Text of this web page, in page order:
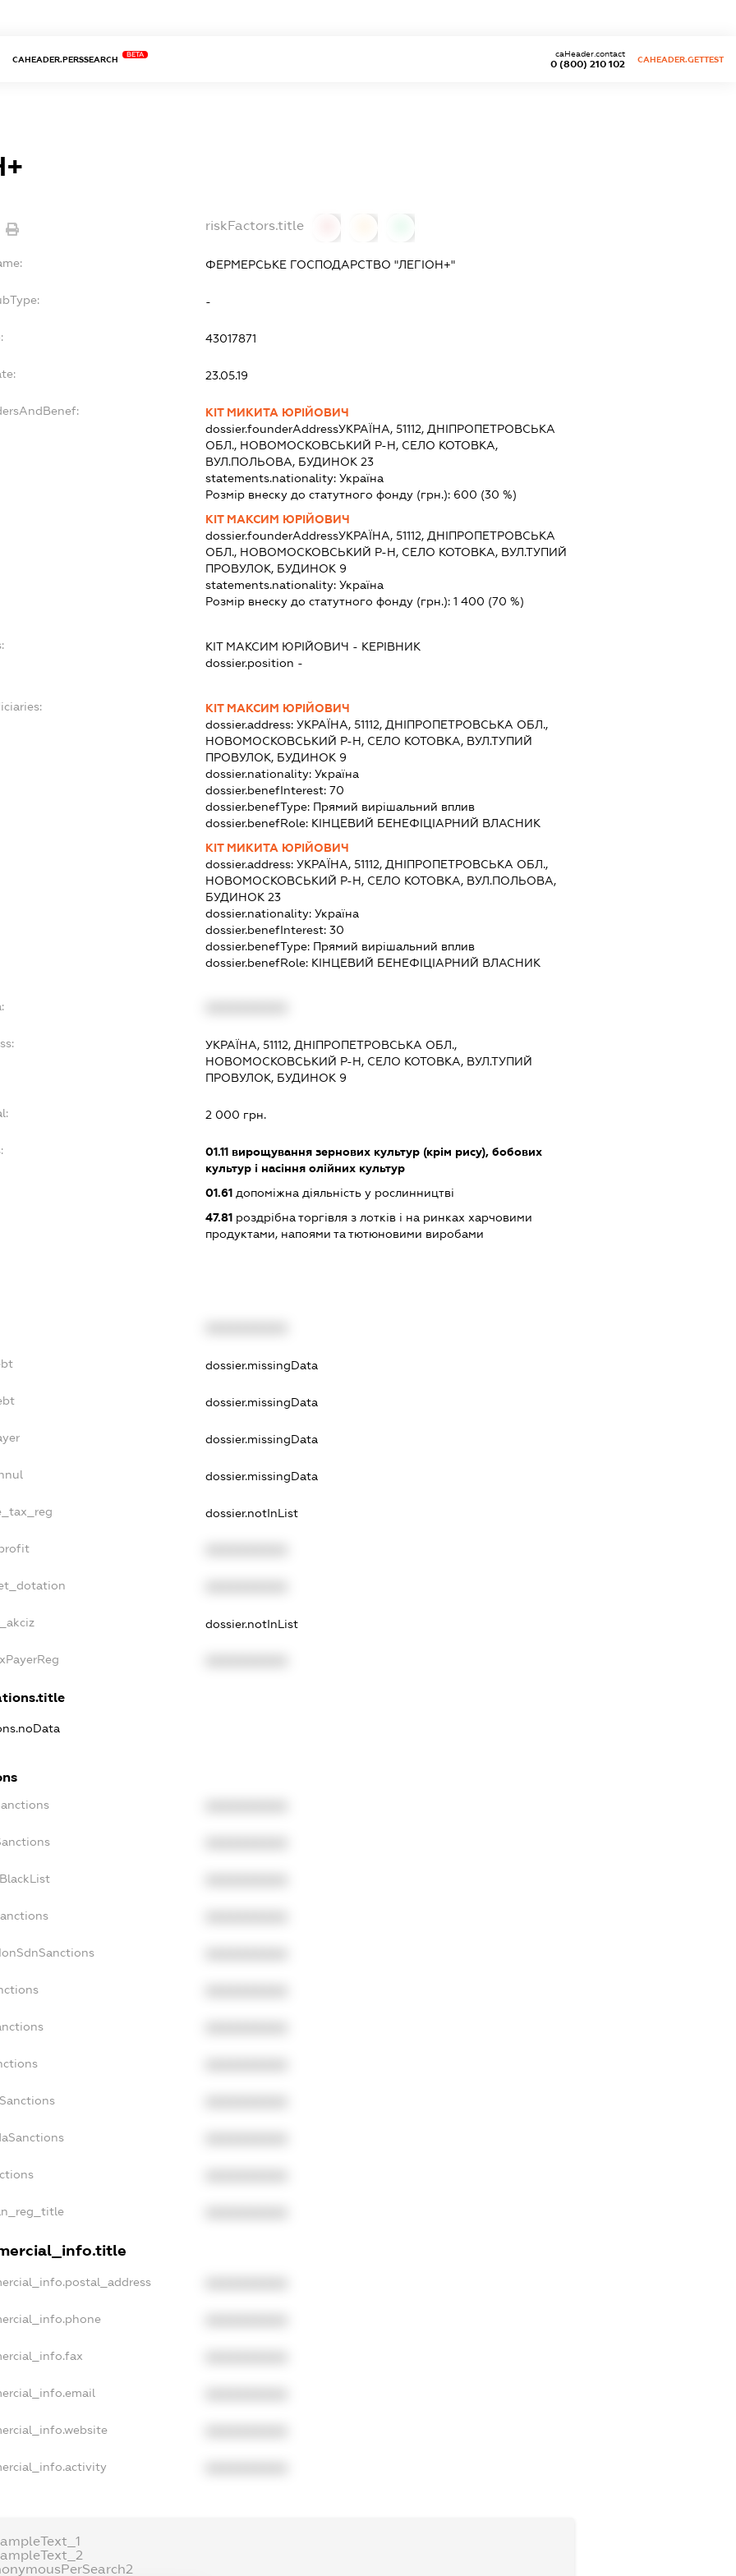
CAHEADER.PERSSEARCH
BETA
0 (800) 210 102
caHeader.contact
CAHEADER.GETTEST
riskFactors.title
ФЕРМЕРСЬКЕ ГОСПОДАРСТВО "ЛЕГІОН+"
-
43017871
23.05.19
КІТ МИКИТА ЮРІЙОВИЧ
dossier.founderAddressУКРАЇНА, 51112, ДНІПРОПЕТРОВСЬКА
ОБЛ., НОВОМОСКОВСЬКИЙ Р-Н, СЕЛО КОТОВКА,
ВУЛ.ПОЛЬОВА, БУДИНОК 23
statements.nationality:Україна
Розмір внеску до статутного фонду (грн.): 600 (30 %)
КІТ МАКСИМ ЮРІЙОВИЧ
dossier.founderAddressУКРАЇНА, 51112, ДНІПРОПЕТРОВСЬКА
ОБЛ., НОВОМОСКОВСЬКИЙ Р-Н, СЕЛО КОТОВКА, ВУЛ.ТУПИЙ
ПРОВУЛОК, БУДИНОК 9
statements.nationality:Україна
Розмір внеску до статутного фонду (грн.):1 400 (70 %)
КІТ МАКСИМ ЮРІЙОВИЧ - КЕРІВНИК
dossier.position -
КІТ МАКСИМ ЮРІЙОВИЧ
dossier.address:УКРАЇНА, 51112, ДНІПРОПЕТРОВСЬКА ОБЛ.,
НОВОМОСКОВСЬКИЙ Р-Н, СЕЛО КОТОВКА, ВУЛ.ТУПИЙ
ПРОВУЛОК, БУДИНОК 9
dossier.nationality:Україна
dossier.benefInterest:70
dossier.benefType: Прямий вирішальний вплив
dossier.benefRole: КІНЦЕВИЙ БЕНЕФІЦІАРНИЙ ВЛАСНИК
КІТ МИКИТА ЮРІЙОВИЧ
dossier.address:УКРАЇНА, 51112, ДНІПРОПЕТРОВСЬКА ОБЛ.,
НОВОМОСКОВСЬКИЙ Р-Н, СЕЛО КОТОВКА, ВУЛ.ПОЛЬОВА,
БУДИНОК 23
dossier.nationality:Україна
dossier.benefInterest:30
dossier.benefType: Прямий вирішальний вплив
dossier.benefRole: КІНЦЕВИЙ БЕНЕФІЦІАРНИЙ ВЛАСНИК
УКРАЇНА, 51112, ДНІПРОПЕТРОВСЬКА ОБЛ.,
НОВОМОСКОВСЬКИЙ Р-Н, СЕЛО КОТОВКА, ВУЛ.ТУПИЙ
ПРОВУЛОК, БУДИНОК 9
2 000 грн.
01.11 вирощування зернових культур (крім рису), бобових
культур і насіння олійних культур
01.61 допоміжна діяльність у рослинництві
47.81 роздрібна торгівля з лотків і на ринках харчовими
продуктами, напоями та тютюновими виробами
dossier.missingData
dossier.missingData
dossier.missingData
dossier.missingData
dossier.notInList
dossier.notInList